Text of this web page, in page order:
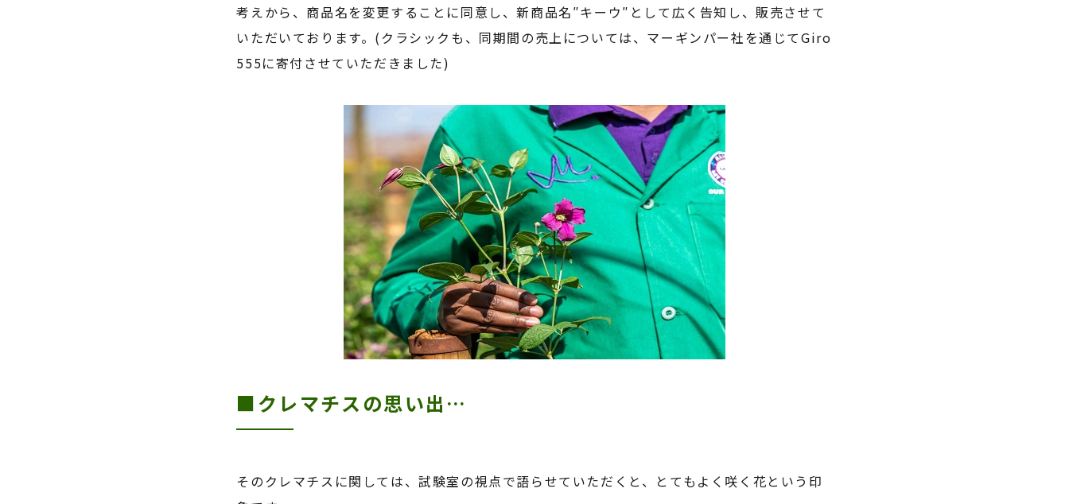
考えから、商品名を変更することに同意し、新商品名″キーウ″として広く告知し、販売させて
いただいております。(クラシックも、同期間の売上については、マーギンパー社を通じてGiro
555に寄付させていただきました)
■クレマチスの思い出…
そのクレマチスに関しては、試験室の視点で語らせていただくと、とてもよく咲く花という印